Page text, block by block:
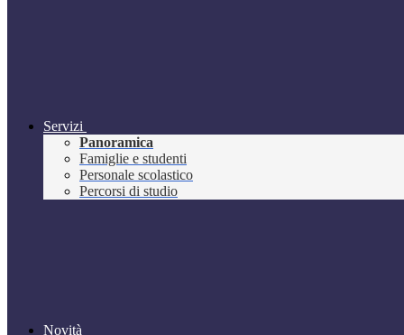
Servizi
Panoramica
Famiglie e studenti
Personale scolastico
Percorsi di studio
Novità